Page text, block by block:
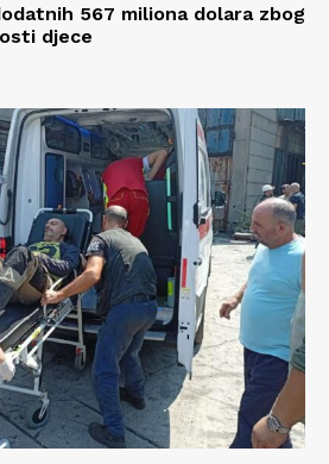
567 miliona dolara zbog
djece